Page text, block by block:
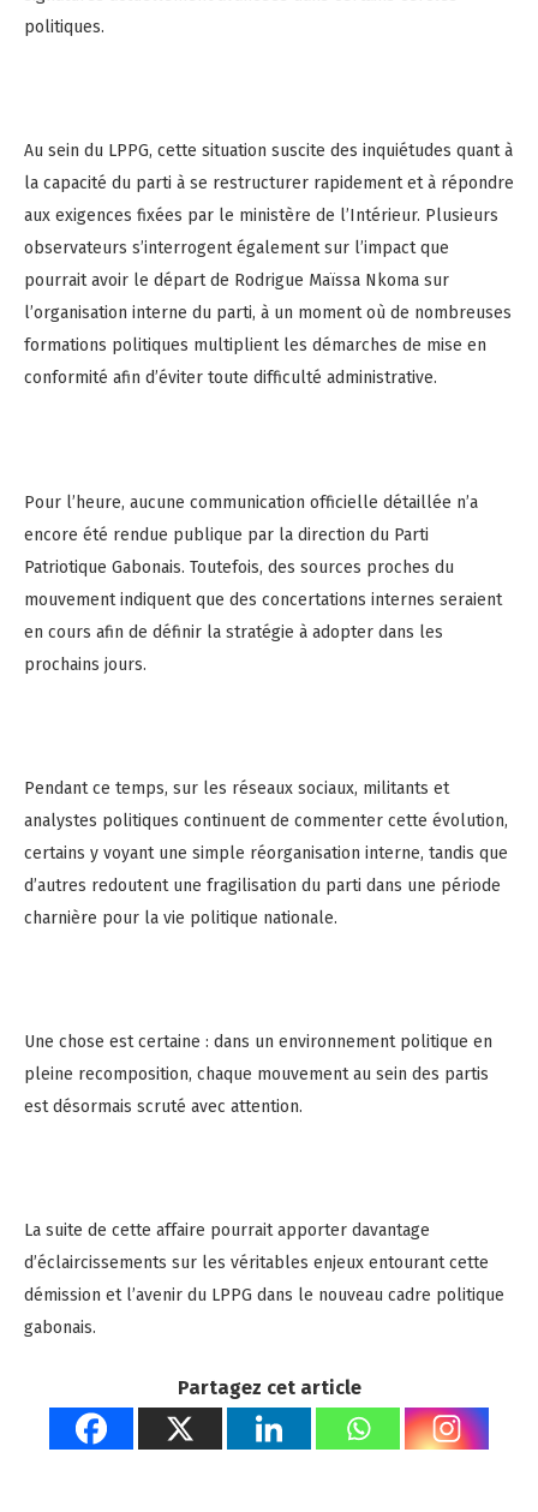
politiques.
Au sein du LPPG, cette situation suscite des inquiétudes quant à
la capacité du parti à se restructurer rapidement et à répondre
aux exigences fixées par le ministère de l’Intérieur. Plusieurs
observateurs s’interrogent également sur l’impact que
pourrait avoir le départ de Rodrigue Maïssa Nkoma sur
l’organisation interne du parti, à un moment où de nombreuses
formations politiques multiplient les démarches de mise en
conformité afin d’éviter toute difficulté administrative.
Pour l’heure, aucune communication officielle détaillée n’a
encore été rendue publique par la direction du Parti
Patriotique Gabonais. Toutefois, des sources proches du
mouvement indiquent que des concertations internes seraient
en cours afin de définir la stratégie à adopter dans les
prochains jours.
Pendant ce temps, sur les réseaux sociaux, militants et
analystes politiques continuent de commenter cette évolution,
certains y voyant une simple réorganisation interne, tandis que
d’autres redoutent une fragilisation du parti dans une période
charnière pour la vie politique nationale.
Une chose est certaine : dans un environnement politique en
pleine recomposition, chaque mouvement au sein des partis
est désormais scruté avec attention.
La suite de cette affaire pourrait apporter davantage
d’éclaircissements sur les véritables enjeux entourant cette
démission et l’avenir du LPPG dans le nouveau cadre politique
gabonais.
Partagez cet article